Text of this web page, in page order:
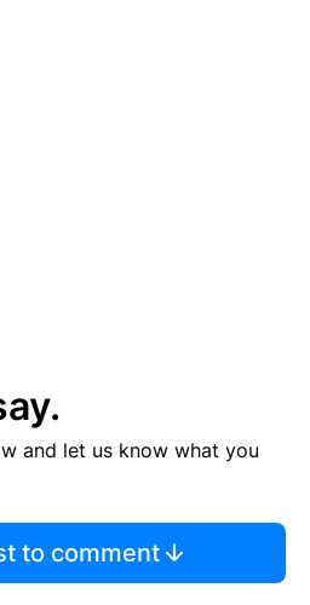
and let us know what you
to comment